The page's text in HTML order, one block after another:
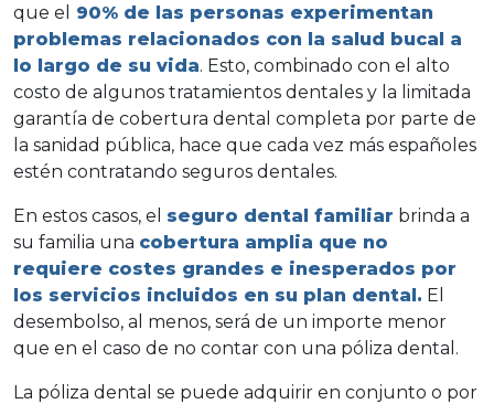
que el
90% de las personas experimentan
problemas relacionados con la salud bucal a
lo largo de su vida. Esto, combinado con el alto
costo de algunos tratamientos dentales y la limitada
garantía de cobertura dental completa por parte de
la sanidad pública, hace que cada vez más españoles
estén contratando seguros dentales.
En estos casos, el seguro dental familiar brinda a
su familia una cobertura amplia que no
requiere costes grandes e inesperados por
los servicios incluidos en su plan dental. El
desembolso, al menos, será de un importe menor
que en el caso de no contar con una póliza dental.
La póliza dental se puede adquirir en conjunto o por